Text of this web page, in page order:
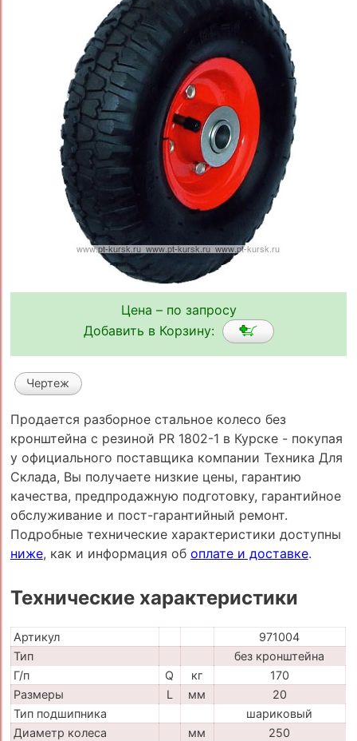
Цена – по запросу
Добавить в Корзину:
Чертеж
Продается разборное стальное колесо без
кронштейна с резиной PR 1802-1 в Курске - покупая
у официального поставщика компании Техника Для
Склада, Вы получаете низкие цены, гарантию
качества, предпродажную подготовку, гарантийное
обслуживание и пост-гарантийный ремонт.
Подробные технические характеристики доступны
ниже, как и информация об оплате и доставке.
Технические характеристики
Артикул
971004
Тип
без кронштейна
Г/п
Q кг
170
Размеры
L мм
20
Тип подшипника
шариковый
Диаметр колеса
мм
250